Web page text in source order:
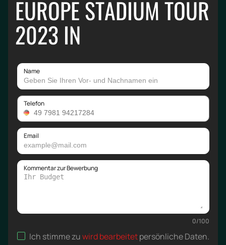
EUROPE STADIUM TOUR
2023 IN
Name
Telefon
Email
Kommentar zur Bewerbung
0/100
Ich stimme zuwird bearbeitet persönliche Daten.